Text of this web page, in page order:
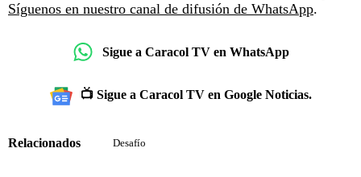
Síguenos en nuestro canal de difusión de WhatsApp.
Sigue a Caracol TV en WhatsApp
📺 Sigue a Caracol TV en Google Noticias.
Relacionados Desafío